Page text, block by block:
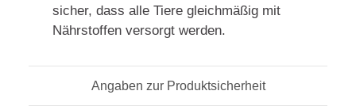
sicher, dass alle Tiere gleichmäßig mit
Nährstoffen versorgt werden.
Angaben zur Produktsicherheit